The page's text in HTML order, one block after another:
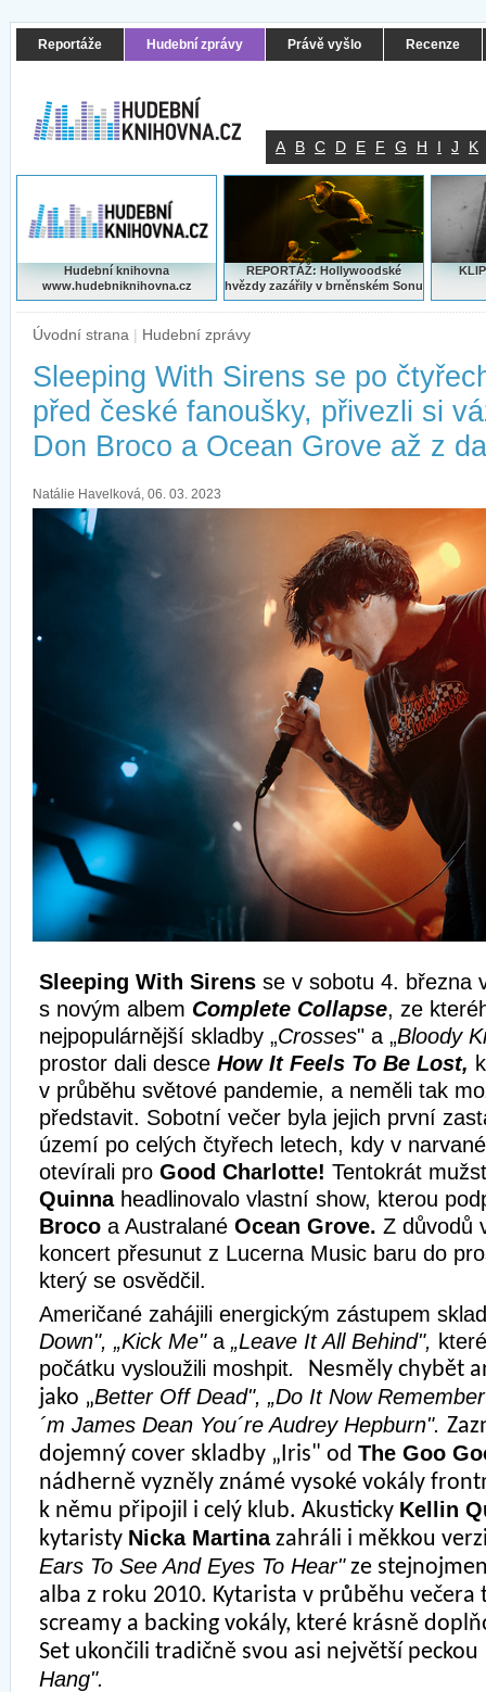
Reportáže Hudební zprávy Právě vyšlo Recenze
A B C D E F G H I J K
Hudební knihovna
www.hudebniknihovna.cz
REPORTÁŽ: Hollywoodské
hvězdy zazářily v brněnském Sonu
Úvodní strana | Hudební zprávy
Sleeping With Sirens se po
před české fanoušky, přivezli si
Don Broco a Ocean Grove až z
Natálie Havelková, 06. 03. 2023
Sleeping With Sirens se v sobotu 4. března
s novým albem Complete Collapse, ze
nejpopulárnější skladby „Crosses" a „Bloody
prostor dali desce How It Feels To Be Lost,
v průběhu světové pandemie, a neměli tak
představit. Sobotní večer byla jejich první
území po celých čtyřech letech, kdy v
otevírali pro Good Charlotte! Tentokrát
Quinna headlinovalo vlastní show, kterou
Broco a Australané Ocean Grove. Z důvodů
koncert přesunut z Lucerna Music baru do
který se osvědčil.
Američané zahájili energickým zástupem
Down", „Kick Me" a „Leave It All Behind",
počátku vysloužili moshpit.
Nesměly chybět
jako „Better Off Dead", „Do It Now
´m James Dean You´re Audrey Hepburn".
dojemný cover skladby „Iris" od The Goo
nádherně vyzněly známé vysoké vokály
k němu připojil i celý klub. Akusticky Kellin
kytaristy Nicka Martinazahráli i měkkou
Ears To See And Eyes To Hear"ze
alba z roku 2010. Kytarista v průběhu večera
screamy a backing vokály, které krásně
Set ukončili tradičně svou asi největší peckou
Hang".